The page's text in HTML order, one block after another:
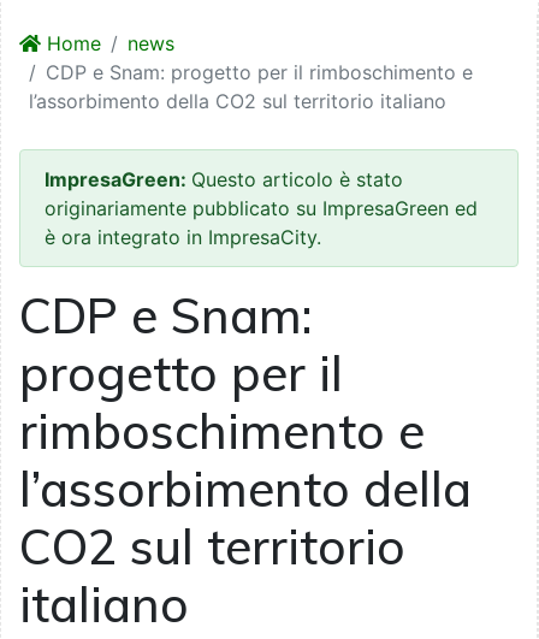
Home
news
CDP e Snam: progetto per il rimboschimento e
l’assorbimento della CO2 sul territorio italiano
ImpresaGreen: Questo articolo è stato
originariamente pubblicato su ImpresaGreen ed
è ora integrato in ImpresaCity.
CDP e Snam:
progetto per il
rimboschimento e
l’assorbimento della
CO2 sul territorio
italiano